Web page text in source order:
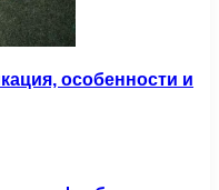
особенности и